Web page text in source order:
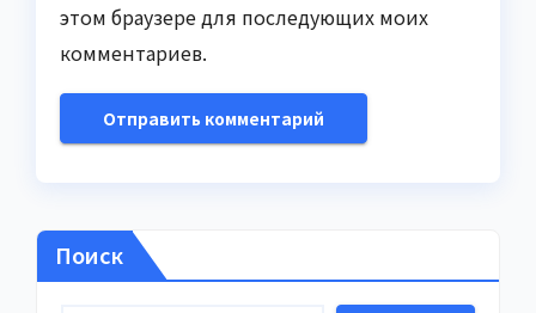
этом браузере для последующих моих
комментариев.
Поиск